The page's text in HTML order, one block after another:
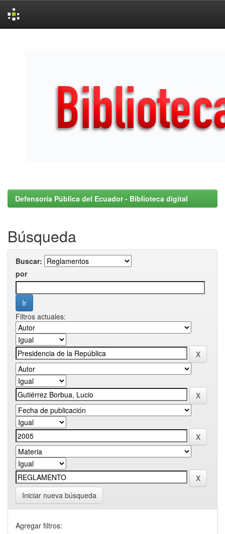
Defensoría Pública del Ecuador - Biblioteca digital
Búsqueda
Buscar:
por
Filtros actuales:
Iniciar nueva búsqueda
Agregar filtros: